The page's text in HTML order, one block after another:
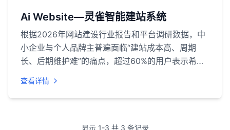
Ai Website—灵雀智能建站系统
根据2026年网站建设行业报告和平台调研数据，中
小企业与个人品牌主普遍面临“建站成本高、周期
长、后期维护难”的痛点，超过60%的用户表示希望
灵雀智能建站系统正是针对这一需求，由深度云海智
能科技（上海）有限公司推出的一款AI驱动产品。它
也能轻松上手，快速拥有符合自身需求的网站。微信
查看详情
显示 1-3 共 3 条记录